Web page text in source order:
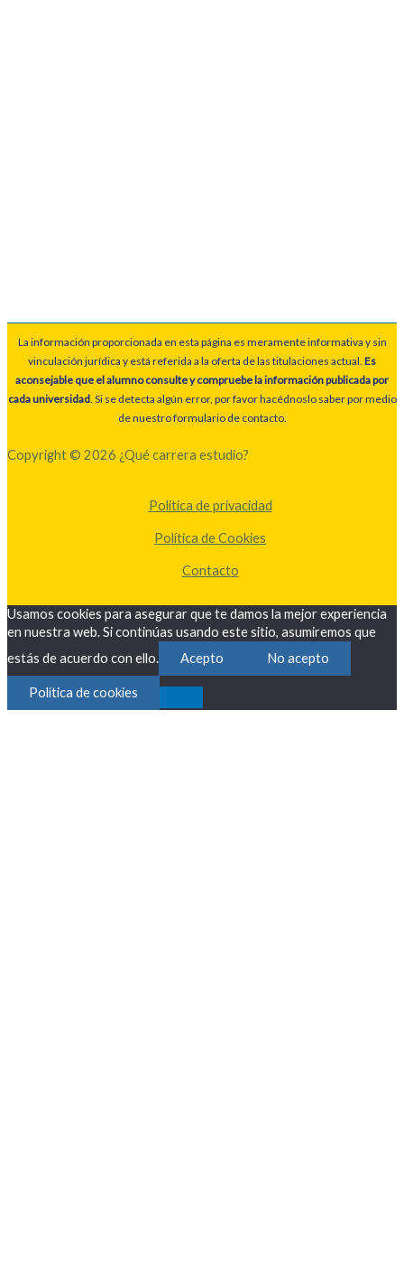
La información proporcionada en esta página es meramente informativa y sin
vinculación jurídica y está referida a la oferta de las titulaciones actual. Es
aconsejable que el alumno consulte y compruebe la información publicada por
cada universidad. Si se detecta algún error, por favor hacédnoslo saber por medio
de nuestro formulario de contacto.
Copyright © 2026 ¿Qué carrera estudio?
Política de privacidad
Política de Cookies
Contacto
Usamos cookies para asegurar que te damos la mejor experiencia
en nuestra web. Si continúas usando este sitio, asumiremos que
estás de acuerdo con ello.
Acepto No acepto
Política de cookies